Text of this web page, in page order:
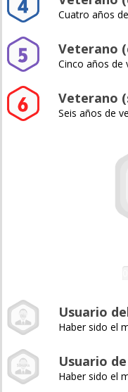
Cuatro años
Veterano
Cinco años de
Veterano
Seis años de
Usuario
Haber sido el
Usuario
Haber sido el